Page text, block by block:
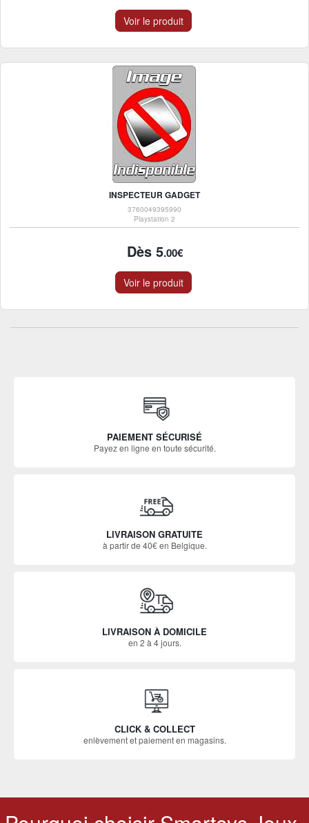
Voir le produit
INSPECTEUR GADGET
3760049395990
Playstation 2
Dès 5.00€
Voir le produit
PAIEMENT SÉCURISÉ
Payez en ligne en toute sécurité.
LIVRAISON GRATUITE
à partir de 40€ en Belgique.
LIVRAISON À DOMICILE
en 2 à 4 jours.
CLICK & COLLECT
enlèvement et paiement en magasins.